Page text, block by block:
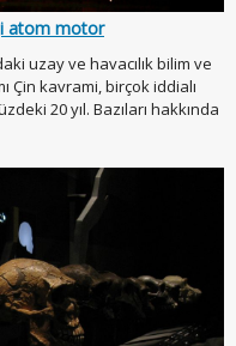
atom motor
uzay ve havacılık bilim ve
Çin kavrami, birçok iddialı
20 yıl. Bazıları hakkında